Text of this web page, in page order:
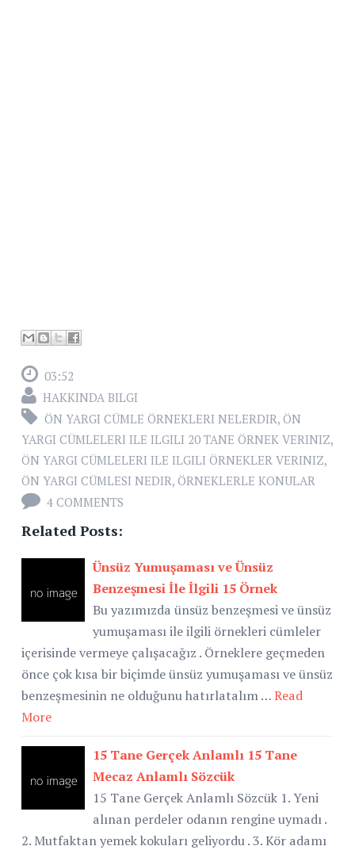
03:52
HAKKINDA BILGI
ÖN YARGI CÜMLE ÖRNEKLERI NELERDIR, ÖN
YARGI CÜMLELERI ILE ILGILI 20 TANE ÖRNEK VERINIZ,
ÖN YARGI CÜMLELERI ILE ILGILI ÖRNEKLER VERINIZ,
ÖN YARGI CÜMLESI NEDIR, ÖRNEKLERLE KONULAR
4 COMMENTS
Related Posts:
Ünsüz Yumuşaması ve Ünsüz
Benzeşmesi İle İlgili 15 Örnek
Bu yazımızda ünsüz benzeşmesi ve ünsüz
yumuşaması ile ilgili örnekleri cümleler
içerisinde vermeye çalışacağız . Örneklere geçmeden
önce çok kısa bir biçimde ünsüz yumuşaması ve ünsüz
benzeşmesinin ne olduğunu hatırlatalım …Read
More
15 Tane Gerçek Anlamlı 15 Tane
Mecaz Anlamlı Sözcük
15 Tane Gerçek Anlamlı Sözcük 1. Yeni
alınan perdeler odanın rengine uymadı .
2. Mutfaktan yemek kokuları geliyordu . 3. Kör adamı